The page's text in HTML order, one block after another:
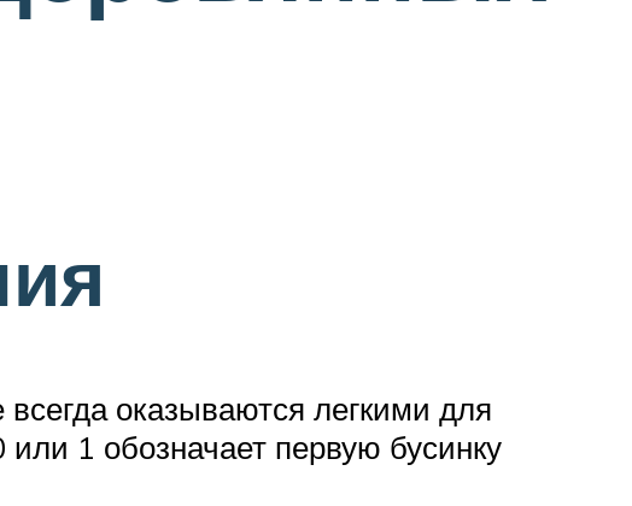
оказываются легкими для
1 обозначает первую бусинку